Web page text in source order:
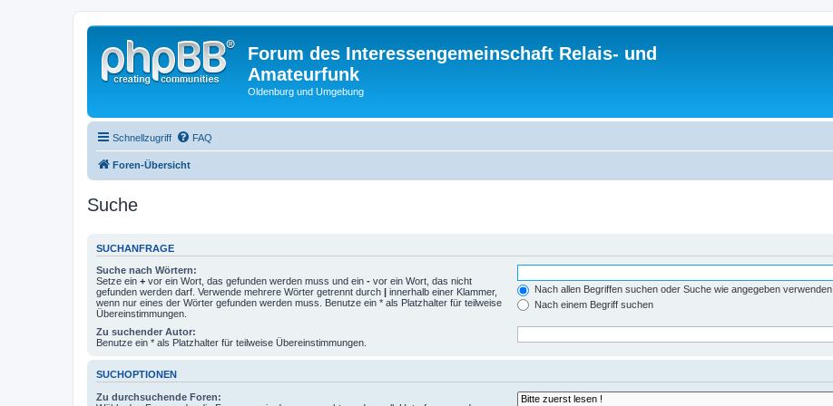
Forum des Interessengemeinschaft Relais- und
Amateurfunk
Oldenburg und Umgebung
Schnellzugriff FAQ
Foren-Übersicht
Suche
SUCHANFRAGE
Suche nach Wörtern:
Setze ein + vor ein Wort, das gefunden werden muss und ein - vor ein Wort, das nicht
gefunden werden darf. Verwende mehrere Wörter getrennt durch | innerhalb einer Klammer,
wenn nur eines der Wörter gefunden werden muss. Benutze ein * als Platzhalter für teilweise
Übereinstimmungen.
Nach allen Begriffen suchen oder Suche wie angegeben verwenden
Nach einem Begriff suchen
Zu suchender Autor:
Benutze ein * als Platzhalter für teilweise Übereinstimmungen.
SUCHOPTIONEN
Zu durchsuchende Foren: